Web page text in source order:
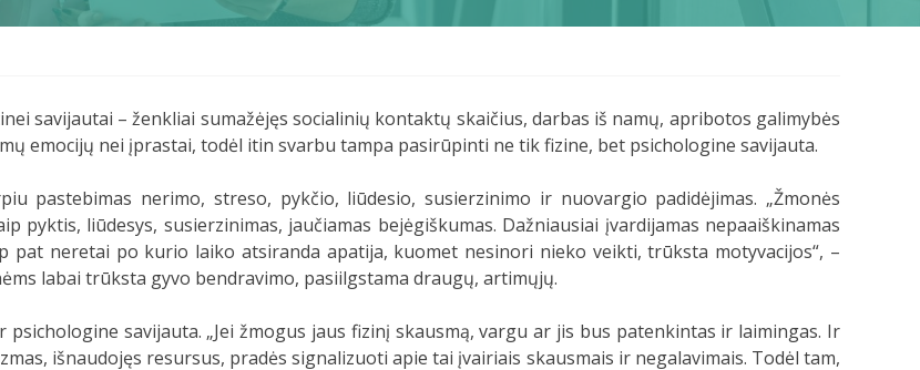
savijautai – ženkliai sumažėjęs socialinių kontaktų skaičius, darbas iš namų, apribotos galimybės
emocijų nei įprastai, todėl itin svarbu tampa pasirūpinti ne tik fizine, bet psichologine savijauta.
pastebimas nerimo, streso, pykčio, liūdesio, susierzinimo ir nuovargio padidėjimas. „Žmonės
pyktis, liūdesys, susierzinimas, jaučiamas bejėgiškumas. Dažniausiai įvardijamas nepaaiškinamas
pat neretai po kurio laiko atsiranda apatija, kuomet nesinori nieko veikti, trūksta motyvacijos“, –
labai trūksta gyvo bendravimo, pasiilgstama draugų, artimųjų.
savijauta. „Jei žmogus jaus fizinį skausmą, vargu ar jis bus patenkintas ir laimingas. Ir
išnaudojęs resursus, pradės signalizuoti apie tai įvairiais skausmais ir negalavimais. Todėl tam,